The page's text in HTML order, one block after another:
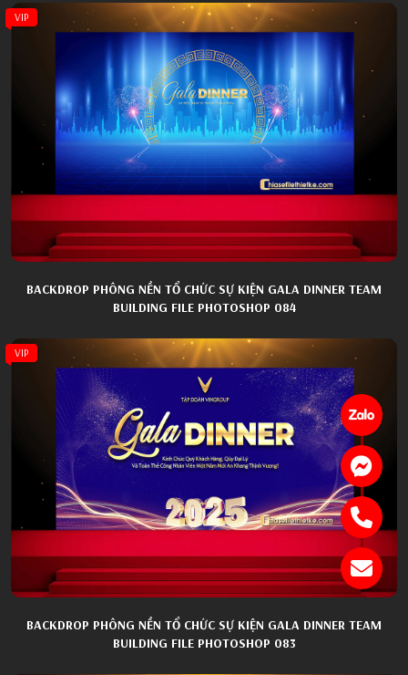
VIP
BACKDROP PHÔNG NỀN TỔ CHỨC SỰ KIỆN GALA DINNER TEAM
BUILDING FILE PHOTOSHOP 084
VIP
BACKDROP PHÔNG NỀN TỔ CHỨC SỰ KIỆN GALA DINNER TEAM
BUILDING FILE PHOTOSHOP 083